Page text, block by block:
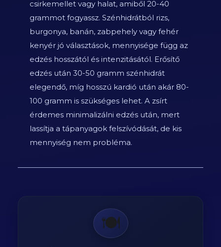
csirkemellet vagy halat, amiből 20-40
grammot fogyassz. Szénhidrátból rizs,
burgonya, banán, zabpehely vagy fehér
kenyér jó választások, mennyisége függ az
edzés hosszától és intenzitásától. Erősítő
edzés után 30-50 gramm szénhidrát
elegendő, míg hosszú kardió után akár 80-
100 gramm is szükséges lehet. A zsírt
érdemes minimalizálni edzés után, mert
lassítja a tápanyagok felszívódását, de kis
mennyiség nem probléma.
🍽️